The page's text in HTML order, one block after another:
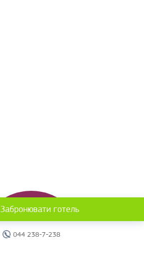
044 238-7-238
Забронювати готель